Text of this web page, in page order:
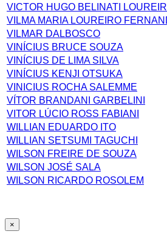
VICTOR HUGO BELINATI
VILMA MARIA LOUREIRO
VILMAR DALBOSCO
VINÍCIUS BRUCE SOUZA
VINÍCIUS DE LIMA SILVA
VINÍCIUS KENJI OTSUKA
VINICIUS ROCHA SALEMME
VÍTOR BRANDANI GARBELINI
VITOR LÚCIO ROSS FABIANI
WILLIAN EDUARDO ITO
WILLIAN SETSUMI TAGUCHI
WILSON FREIRE DE SOUZA
WILSON JOSÉ SALA
WILSON RICARDO ROSOLEM
×